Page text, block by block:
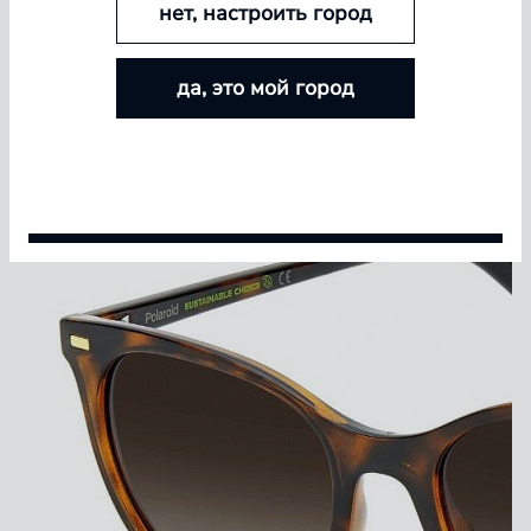
БОЛЬШЕ ЛИНЗ — БОЛЬШЕ СКИДКА
Покупайте контактные линзы Airway и увеличивайте
размер скидки — от 5% до 15%
нет, настроить город
да, это мой город